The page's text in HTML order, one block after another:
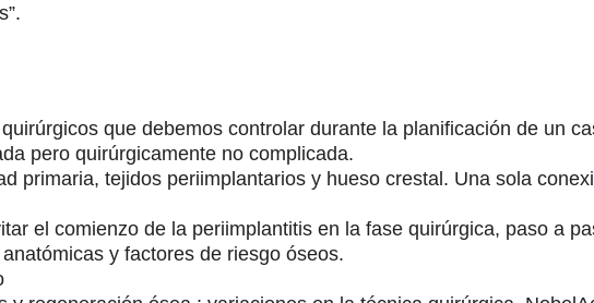
que debemos controlar durante la planificación de un
pero quirúrgicamente no complicada.
primaria, tejidos periimplantarios y hueso crestal. Una sola
el comienzo de la periimplantitis en la fase quirúrgica, paso a
y factores de riesgo óseos.